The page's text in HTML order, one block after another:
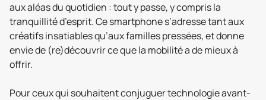
aux aléas du quotidien : tout y passe, y compris la
tranquillité d’esprit. Ce smartphone s’adresse tant aux
créatifs insatiables qu’aux familles pressées, et donne
envie de (re)découvrir ce que la mobilité a de mieux à
offrir.
Pour ceux qui souhaitent conjuguer technologie avant-